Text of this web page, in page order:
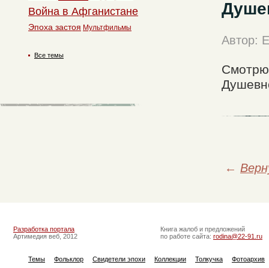
Автор:
←
Война в Афганистане
Эпоха застоя Мультфильмы
Все темы
Разработка портала
Артимедия веб, 2012
Книга жалоб и предложений
по работе сайта: rodina@22-91.ru
Темы Фольклор Свидетели эпохи Коллекции Толкучка Фотоархив